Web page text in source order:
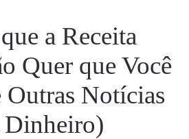
a Receita
Quer que Você
Outras Notícias
Dinheiro)